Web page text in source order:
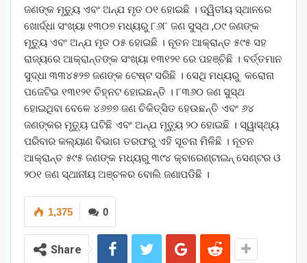
ଜଣଙ୍କ ମୃତ୍ୟୁ ଏବଂ ଅନ୍ଯ ମୃତ ୦୧ ହୋଇଛି । ଦ୍ୱିତୀୟ ସ୍ଥାନରେ
ଖୋର୍ଦ୍ଧା ସଂଖ୍ୟା ୧୩୦୭ ମଧ୍ୟରୁ ୮୬୮ ଜଣ ସୁସ୍ଥ ,୦୯ ଜଣଙ୍କ
ମୃତ୍ୟୁ ଏବଂ ଅନ୍ଯ ମୃତ ୦୫ ହୋଇଛି । ନୂତନ ଆକ୍ରାନ୍ତ ୫୯୫ ସହ
ରାଜ୍ୟରେ ଆକ୍ରାନ୍ତଙ୍କ ସଂଖ୍ୟା ୧୩୧୨୧ ରେ ପହଞ୍ଚିଛି । ବର୍ତ୍ତମାନ
ସୁଦ୍ଧା ୩୩୪୫୨୭ ଜଣଙ୍କ ଟେଷ୍ଟ ସରିଛି । ସେଥି ମଧ୍ୟରୁ କରୋନା
ପଜେଟିଭ ୧୩୧୨୧ ଚିହ୍ନଟ ହୋଇଛନ୍ତି । ୮୩୬୦ ଜଣ ସୁସ୍ଥ
ହୋଇଥିବା ବେଳେ ୪୬୭୭ ଜଣ ଚିକିତ୍ସିତ ହେଉଛନ୍ତି ଏବଂ ୬୪
ଜଣଙ୍କର ମୃତ୍ୟୁ ଘଟିଛି ଏବଂ ଅନ୍ଯ ମୃତ୍ୟୁ ୨୦ ହୋଇଛି । ସ୍ୱାସ୍ଥ୍ୟ
ପରିବାର କଲ୍ୟାଣ ବିଭାଗ ତରଫରୁ ଏହି ସୂଚନା ମିଳିଛି । ନୂତନ
ଆକ୍ରାନ୍ତ ୫୯୫ ଜଣଙ୍କ ମଧ୍ୟରୁ ୩୯୪ କ୍ବାରେଣ୍ଟାଇନ୍ ସେଣ୍ଟର ଓ
୨୦୧ ଜଣ ସ୍ଥାନୀୟ ଅଞ୍ଚଳର ବୋଲି ଜଣାପଡିଛି ।
0
1,375
Share